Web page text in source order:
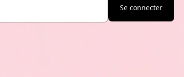
Se connecter